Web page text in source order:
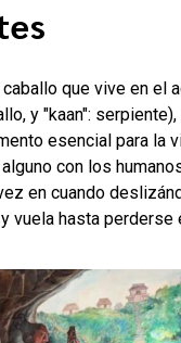
que vive en el
y "kaan":
esencial para la
con los
en cuando
vuela hasta perderse